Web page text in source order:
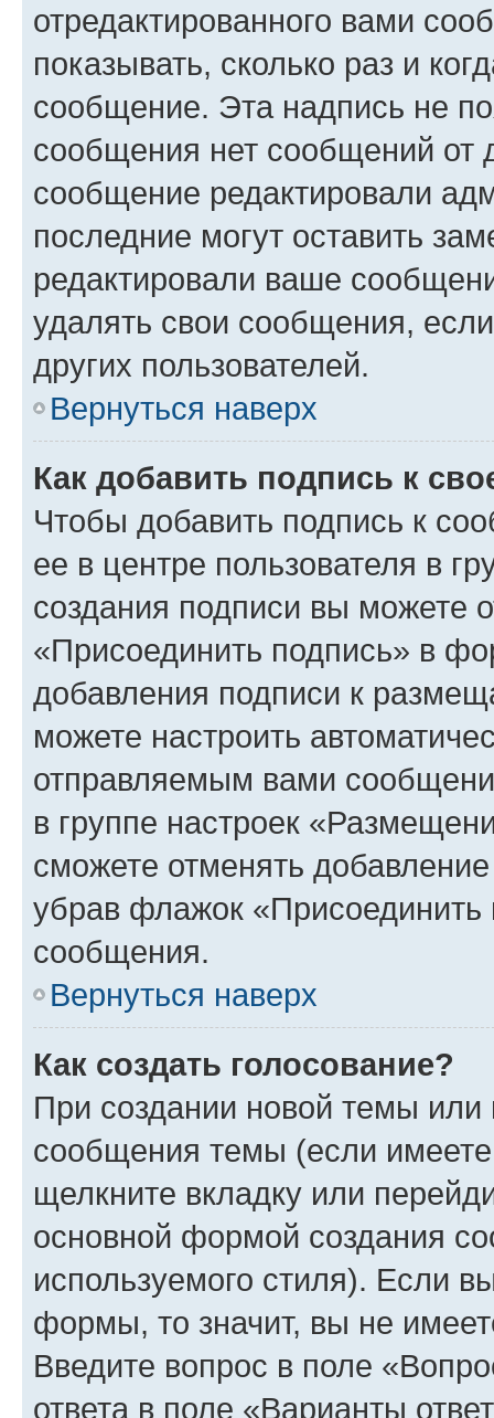
отредактированного вами
показывать, сколько раз и
сообщение. Эта надпись не
сообщения нет сообщений от
сообщение редактировали
последние могут оставить
редактировали ваше
удалять свои сообщения,
других пользователей.
Вернуться наверх
Как добавить подпись к
Чтобы добавить подпись к
ее в центре пользователя в
создания подписи вы можете
«Присоединить подпись» в
добавления подписи к
можете настроить
отправляемым вами
в группе настроек
сможете отменять
убрав флажок
сообщения.
Вернуться наверх
Как создать голосование?
При создании новой темы или
сообщения темы (если
щелкните вкладку или
основной формой создания
используемого стиля). Если
формы, то значит, вы не
Введите вопрос в поле
ответа в поле «Варианты